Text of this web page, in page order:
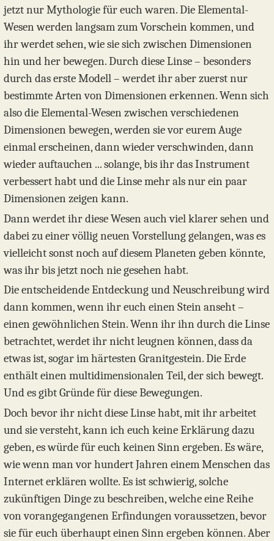
jetzt nur Mythologie für euch waren. Die Elemental-
Wesen werden langsam zum Vorschein kommen, und
ihr werdet sehen, wie sie sich zwischen Dimensionen
hin und her bewegen. Durch diese Linse – besonders
durch das erste Modell – werdet ihr aber zuerst nur
bestimmte Arten von Dimensionen erkennen. Wenn sich
also die Elemental-Wesen zwischen verschiedenen
Dimensionen bewegen, werden sie vor eurem Auge
einmal erscheinen, dann wieder verschwinden, dann
wieder auftauchen ... solange, bis ihr das Instrument
verbessert habt und die Linse mehr als nur ein paar
Dimensionen zeigen kann.
Dann werdet ihr diese Wesen auch viel klarer sehen und
dabei zu einer völlig neuen Vorstellung gelangen, was es
vielleicht sonst noch auf diesem Planeten geben könnte,
was ihr bis jetzt noch nie gesehen habt.
Die entscheidende Entdeckung und Neuschreibung wird
dann kommen, wenn ihr euch einen Stein anseht –
einen gewöhnlichen Stein. Wenn ihr ihn durch die Linse
betrachtet, werdet ihr nicht leugnen können, dass da
etwas ist, sogar im härtesten Granitgestein. Die Erde
enthält einen multidimensionalen Teil, der sich bewegt.
Und es gibt Gründe für diese Bewegungen.
Doch bevor ihr nicht diese Linse habt, mit ihr arbeitet
und sie versteht, kann ich euch keine Erklärung dazu
geben, es würde für euch keinen Sinn ergeben. Es wäre,
wie wenn man vor hundert Jahren einem Menschen das
Internet erklären wollte. Es ist schwierig, solche
zukünftigen Dinge zu beschreiben, welche eine Reihe
von vorangegangenen Erfindungen voraussetzen, bevor
sie für euch überhaupt einen Sinn ergeben können. Aber